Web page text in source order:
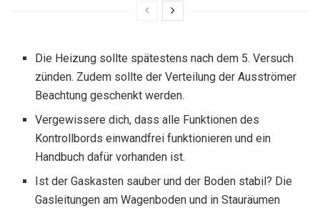
Die Heizung sollte spätestens nach dem 5. Versuch
zünden. Zudem sollte der Verteilung der Ausströmer
Beachtung geschenkt werden.
Vergewissere dich, dass alle Funktionen des
Kontrollbords einwandfrei funktionieren und ein
Handbuch dafür vorhanden ist.
Ist der Gaskasten sauber und der Boden stabil? Die
Gasleitungen am Wagenboden und in Stauräumen